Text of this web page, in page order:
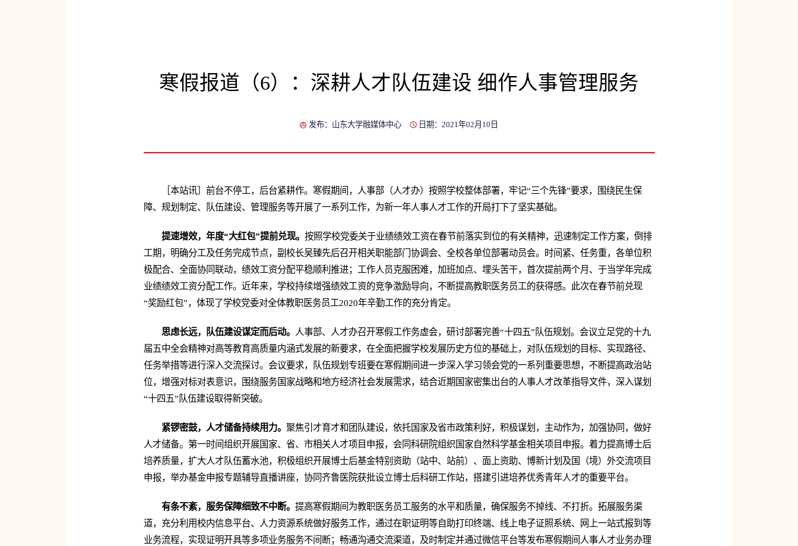
寒假报道（6）：深耕人才队伍建设 细作人事管理服务
发布：山东大学融媒体中心 日期：2021年02月10日
［本站讯］前台不停工，后台紧耕作。寒假期间，人事部（人才办）按照学校整体部署，牢记“三个先锋”要求，围绕民生保
障、规划制定、队伍建设、管理服务等开展了一系列工作，为新一年人事人才工作的开局打下了坚实基础。
提速增效，年度“大红包”提前兑现。按照学校党委关于业绩绩效工资在春节前落实到位的有关精神，迅速制定工作方案，倒排
工期，明确分工及任务完成节点，副校长吴臻先后召开相关职能部门协调会、全校各单位部署动员会。时间紧、任务重，各单位积
极配合、全面协同联动，绩效工资分配平稳顺利推进；工作人员克服困难，加班加点、埋头苦干，首次提前两个月、于当学年完成
业绩绩效工资分配工作。近年来，学校持续增强绩效工资的竞争激励导向，不断提高教职医务员工的获得感。此次在春节前兑现
“奖励红包”，体现了学校党委对全体教职医务员工2020年辛勤工作的充分肯定。
思虑长远，队伍建设谋定而后动。
人事部、人才办召开寒假工作务虚会，研讨部署完善“十四五”队伍规划。会议立足党的十九
届五中全会精神对高等教育高质量内涵式发展的新要求，在全面把握学校发展历史方位的基础上，对队伍规划的目标、实现路径、
任务举措等进行深入交流探讨。会议要求，队伍规划专班要在寒假期间进一步深入学习领会党的一系列重要思想，不断提高政治站
位，增强对标对表意识，围绕服务国家战略和地方经济社会发展需求，结合近期国家密集出台的人事人才改革指导文件，深入谋划
“十四五”队伍建设取得新突破。
紧锣密鼓，人才储备持续用力。聚焦引才育才和团队建设，依托国家及省市政策利好，积极谋划，主动作为，加强协同，做好
人才储备。第一时间组织开展国家、省、市相关人才项目申报，会同科研院组织国家自然科学基金相关项目申报。着力提高博士后
培养质量，扩大人才队伍蓄水池，积极组织开展博士后基金特别资助（站中、站前）、面上资助、博新计划及国（境）外交流项目
申报，举办基金申报专题辅导直播讲座，协同齐鲁医院获批设立博士后科研工作站，搭建引进培养优秀青年人才的重要平台。
有条不紊，服务保障细致不中断。提高寒假期间为教职医务员工服务的水平和质量，确保服务不掉线、不打折。拓展服务渠
道，充分利用校内信息平台、人力资源系统做好服务工作，通过在职证明等自助打印终端、线上电子证照系统、网上一站式报到等
业务流程，实现证明开具等多项业务服务不间断；畅通沟通交流渠道，及时制定并通过微信平台等发布寒假期间人事人才业务办理